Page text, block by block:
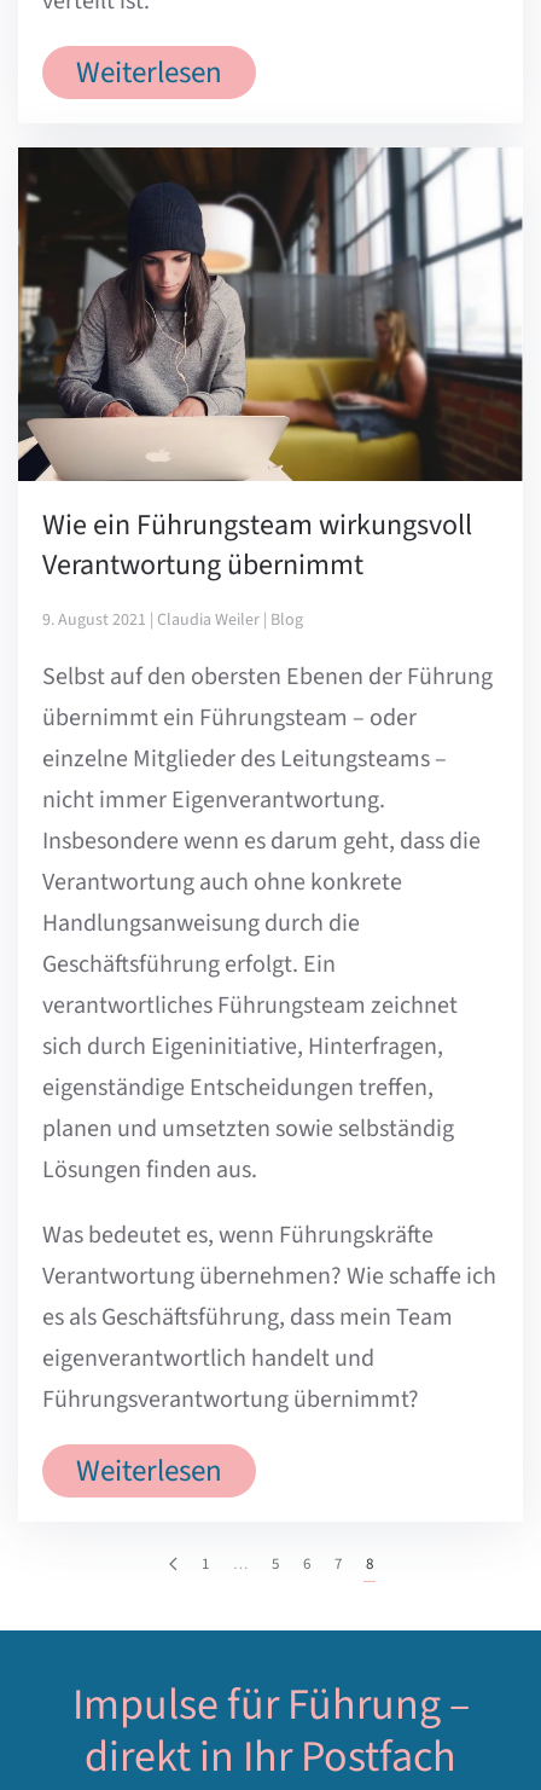
Weiterlesen
Wie ein Führungsteam wirkungsvoll
Verantwortung übernimmt
9. August 2021 | Claudia Weiler | Blog
Selbst auf den obersten Ebenen der Führung
übernimmt ein Führungsteam – oder
einzelne Mitglieder des Leitungsteams –
nicht immer Eigenverantwortung.
Insbesondere wenn es darum geht, dass die
Verantwortung auch ohne konkrete
Handlungsanweisung durch die
Geschäftsführung erfolgt. Ein
verantwortliches Führungsteam zeichnet
sich durch Eigeninitiative, Hinterfragen,
eigenständige Entscheidungen treffen,
planen und umsetzten sowie selbständig
Lösungen finden aus.
Was bedeutet es, wenn Führungskräfte
Verantwortung übernehmen? Wie schaffe ich
es als Geschäftsführung, dass mein Team
eigenverantwortlich handelt und
Führungsverantwortung übernimmt?
Weiterlesen
1 … 5 6 7 8
Impulse für Führung –
direkt in Ihr Postfach